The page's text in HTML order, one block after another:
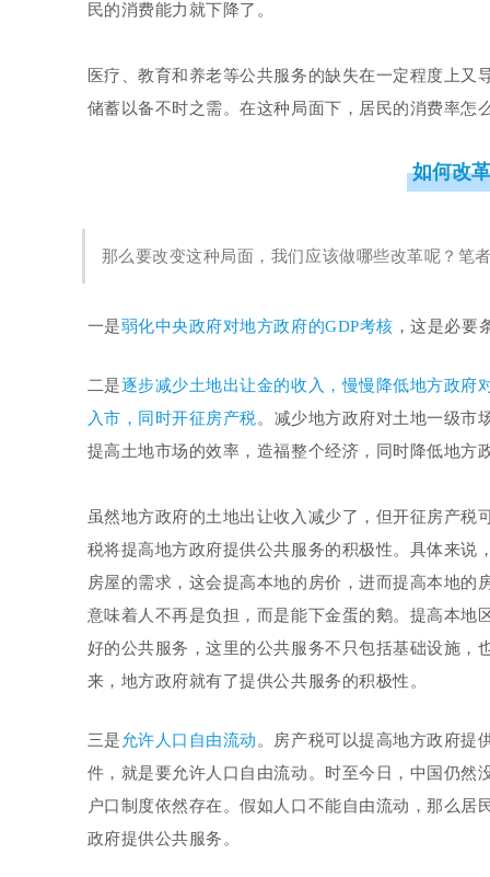
民的消费能力就下降了。
医疗、教育和养老等公共服务的缺失在一定程度上
储蓄以备不时之需。在这种局面下，居民的消费率怎
如何改革
那么要改变这种局面，我们应该做哪些改革呢？笔
一是弱化中央政府对地方政府的GDP考核 ，这是必要
二是逐步减少土地出让金的收入，慢慢降低地方政府
入市，同时开征房产税。 减少地方政府对土地一级市
提高土地市场的效率，造福整个经济，同时降低地方
虽然地方政府的土地出让收入减少了，但开征房产税
税将提高地方政府提供公共服务的积极性。具体来说
房屋的需求，这会提高本地的房价，进而提高本地的
意味着人不再是负担，而是能下金蛋的鹅。提高本地
好的公共服务，这里的公共服务不只包括基础设施，
来，地方政府就有了提供公共服务的积极性。
三是 允许人口自由流动 。房产税可以提高地方政府提
件，就是要允许人口自由流动。时至今日，中国仍然
户口制度依然存在。假如人口不能自由流动，那么
政府提供公共服务。